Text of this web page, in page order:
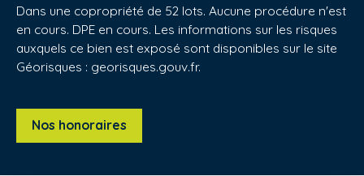
Dans une copropriété de 52 lots. Aucune procédure n'est
en cours. DPE en cours. Les informations sur les risques
auxquels ce bien est exposé sont disponibles sur le site
Géorisques : georisques.gouv.fr.
Nos honoraires